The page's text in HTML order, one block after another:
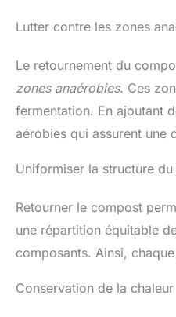
Lutter contre les zones
Le retournement du
zones anaérobies. Ces
fermentation. En ajoutant
aérobies qui assurent une
Uniformiser la structure
Retourner le compost
une répartition équitable
composants. Ainsi,
Conservation de la chaleur